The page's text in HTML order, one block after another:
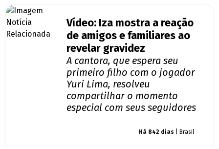
Vídeo: Iza mostra a reação
de amigos e familiares ao
revelar gravidez
A cantora, que espera seu
primeiro filho com o jogador
Yuri Lima, resolveu
compartilhar o momento
especial com seus seguidores
Há 842 dias | Brasil